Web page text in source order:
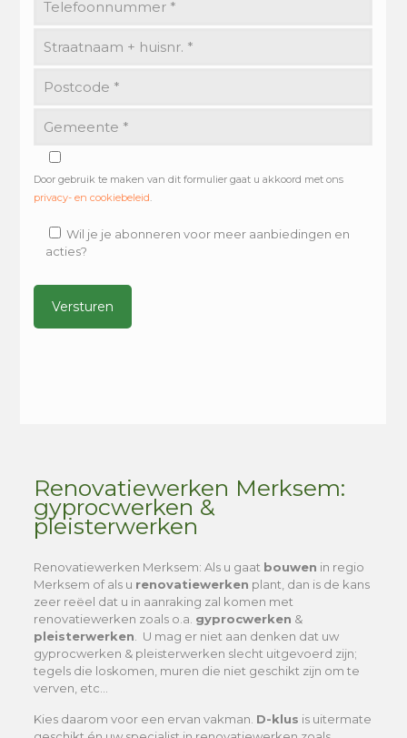
Door gebruik te maken van dit formulier gaat u akkoord met ons
privacy- en cookiebeleid
Wil je je abonneren voor meer aanbiedingen en
acties?
Renovatiewerken Merksem:
gyprocwerken &
pleisterwerken
Renovatiewerken Merksem: Als u gaat bouwen in regio
Merksem of als u renovatiewerken plant, dan is de kans
zeer reëel dat u in aanraking zal komen met
renovatiewerken zoals o.a. gyprocwerken &
pleisterwerken . U mag er niet aan denken dat uw
gyprocwerken & pleisterwerken slecht uitgevoerd zijn;
tegels die loskomen, muren die niet geschikt zijn om te
verven, etc…
Kies daarom voor een ervan vakman. D-klus is uitermate